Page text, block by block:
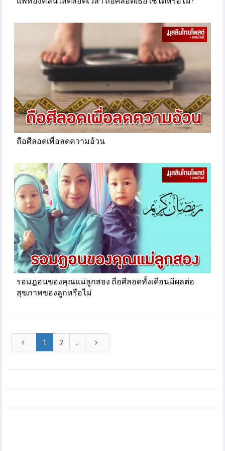
ถือศีลอดเพื่อลดความอ้วน
รอมฎอนของคุณแม่ลูกสอง ถือศีลอดทั้งเดือนมีผลต่อ
สุขภาพของลูกหรือไม่
1 2 ..